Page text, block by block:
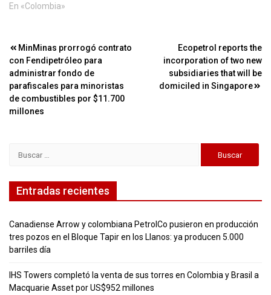
En «Colombia»
Navegación
de
entradas
MinMinas prorrogó contrato
con Fendipetróleo para
administrar fondo de
parafiscales para minoristas
de combustibles por $11.700
millones
Ecopetrol reports the
incorporation of two new
subsidiaries that will be
domiciled in Singapore
Entradas recientes
Canadiense Arrow y colombiana PetrolCo pusieron en producción
tres pozos en el Bloque Tapir en los Llanos: ya producen 5.000
barriles día
IHS Towers completó la venta de sus torres en Colombia y Brasil a
Macquarie Asset por US$952 millones